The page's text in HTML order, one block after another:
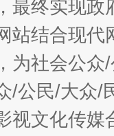
最终实现
站结合现
为社会公
/公民/大众/
视文化传